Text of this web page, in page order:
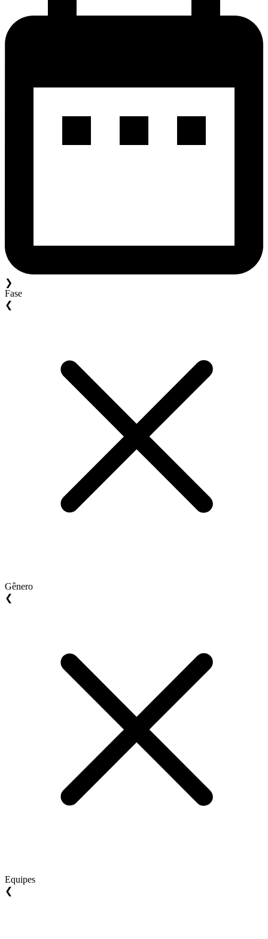
❯
Fase
❮
Gênero
❮
Equipes
❮